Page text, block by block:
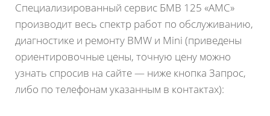
Специализированный сервис БМВ 125 «АМС»
производит весь спектр работ по обслуживанию,
диагностике и ремонту BMW и Mini (приведены
ориентировочные цены, точную цену можно
узнать спросив на сайте — ниже кнопка Запрос,
либо по телефонам указанным в контактах):